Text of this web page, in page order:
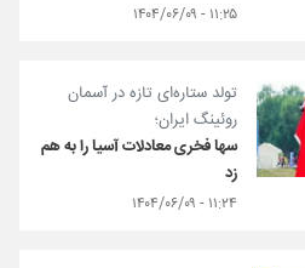
۱۱:۲۵ - ۱۴۰۴/۰۶/۰۹
تولد ستاره‌ای تازه در آسمان
روئینگ ایران؛
سها فخری معادلات آسیا را به هم
زد
۱۱:۲۴ - ۱۴۰۴/۰۶/۰۹